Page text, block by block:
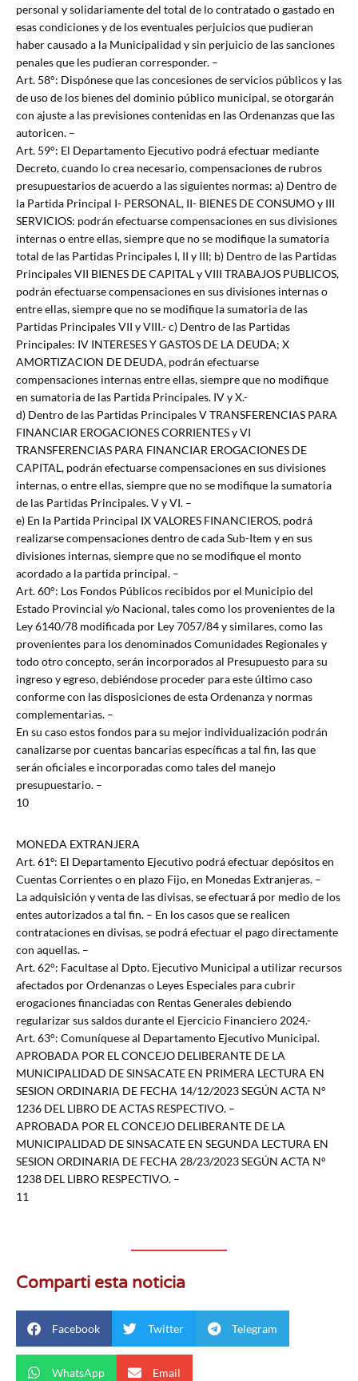
personal y solidariamente del total de lo contratado o gastado en
esas condiciones y de los eventuales perjuicios que pudieran
haber causado a la Municipalidad y sin perjuicio de las sanciones
penales que les pudieran corresponder. –
Art. 58°: Dispónese que las concesiones de servicios públicos y las
de uso de los bienes del dominio público municipal, se otorgarán
con ajuste a las previsiones contenidas en las Ordenanzas que las
autoricen. –
Art. 59°: El Departamento Ejecutivo podrá efectuar mediante
Decreto, cuando lo crea necesario, compensaciones de rubros
presupuestarios de acuerdo a las siguientes normas: a) Dentro de
la Partida Principal I- PERSONAL, II- BIENES DE CONSUMO y III
SERVICIOS: podrán efectuarse compensaciones en sus divisiones
internas o entre ellas, siempre que no se modifique la sumatoria
total de las Partidas Principales I, II y III; b) Dentro de las Partidas
Principales VII BIENES DE CAPITAL y VIII TRABAJOS PUBLICOS,
podrán efectuarse compensaciones en sus divisiones internas o
entre ellas, siempre que no se modifique la sumatoria de las
Partidas Principales VII y VIII.- c) Dentro de las Partidas
Principales: IV INTERESES Y GASTOS DE LA DEUDA; X
AMORTIZACION DE DEUDA, podrán efectuarse
compensaciones internas entre ellas, siempre que no modifique
en sumatoria de las Partida Principales. IV y X.-
d) Dentro de las Partidas Principales V TRANSFERENCIAS PARA
FINANCIAR EROGACIONES CORRIENTES y VI
TRANSFERENCIAS PARA FINANCIAR EROGACIONES DE
CAPITAL, podrán efectuarse compensaciones en sus divisiones
internas, o entre ellas, siempre que no se modifique la sumatoria
de las Partidas Principales. V y VI. –
e) En la Partida Principal IX VALORES FINANCIEROS, podrá
realizarse compensaciones dentro de cada Sub-Item y en sus
divisiones internas, siempre que no se modifique el monto
acordado a la partida principal. –
Art. 60°: Los Fondos Públicos recibidos por el Municipio del
Estado Provincial y/o Nacional, tales como los provenientes de la
Ley 6140/78 modificada por Ley 7057/84 y similares, como las
provenientes para los denominados Comunidades Regionales y
todo otro concepto, serán incorporados al Presupuesto para su
ingreso y egreso, debiéndose proceder para este último caso
conforme con las disposiciones de esta Ordenanza y normas
complementarias. –
En su caso estos fondos para su mejor individualización podrán
canalizarse por cuentas bancarias específicas a tal fin, las que
serán oficiales e incorporadas como tales del manejo
presupuestario. –
10
MONEDA EXTRANJERA
Art. 61º: El Departamento Ejecutivo podrá efectuar depósitos en
Cuentas Corrientes o en plazo Fijo, en Monedas Extranjeras. –
La adquisición y venta de las divisas, se efectuará por medio de los
entes autorizados a tal fin. – En los casos que se realicen
contrataciones en divisas, se podrá efectuar el pago directamente
con aquellas. –
Art. 62°: Facultase al Dpto. Ejecutivo Municipal a utilizar recursos
afectados por Ordenanzas o Leyes Especiales para cubrir
erogaciones financiadas con Rentas Generales debiendo
regularizar sus saldos durante el Ejercicio Financiero 2024.-
Art. 63°: Comuníquese al Departamento Ejecutivo Municipal.
APROBADA POR EL CONCEJO DELIBERANTE DE LA
MUNICIPALIDAD DE SINSACATE EN PRIMERA LECTURA EN
SESION ORDINARIA DE FECHA 14/12/2023 SEGÚN ACTA N°
1236 DEL LIBRO DE ACTAS RESPECTIVO. –
APROBADA POR EL CONCEJO DELIBERANTE DE LA
MUNICIPALIDAD DE SINSACATE EN SEGUNDA LECTURA EN
SESION ORDINARIA DE FECHA 28/23/2023 SEGÚN ACTA Nº
1238 DEL LIBRO RESPECTIVO. –
11
Comparti esta noticia
Facebook Twitter Telegram
WhatsApp Email